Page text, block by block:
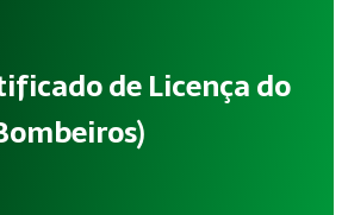
de Licença do